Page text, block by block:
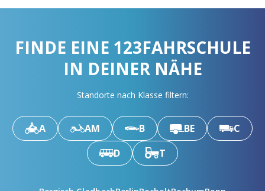
FINDE EINE 123FAHRSCHULE
IN DEINER NÄHE
Standorte nach Klasse filtern:
A AM B BE
C
D
T